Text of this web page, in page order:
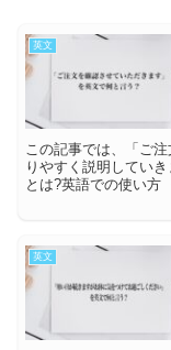
英文
この記事では、「ご
りやすく説明していきます。 「ご注文を確認させて
とは?英語での使い方 ・『Please let me repeat the order. 』 ・
英文